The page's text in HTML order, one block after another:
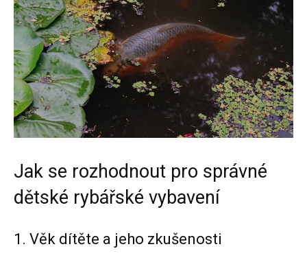
Jak se rozhodnout pro správné
dětské rybářské vybavení
1. Věk dítěte a jeho zkušenosti